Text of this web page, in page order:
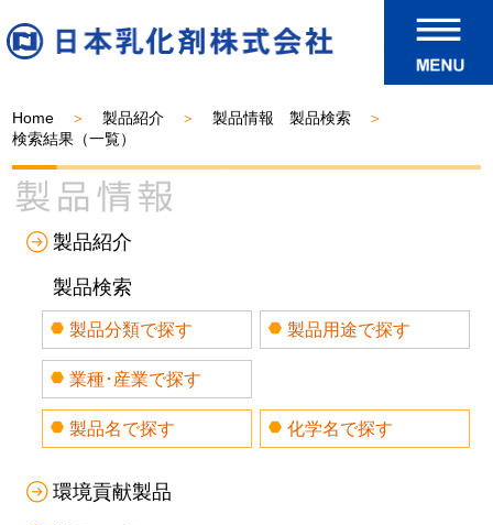
Home 製品紹介
製品情報 製品検索
検索結果（一覧）
製品紹介
製品検索
製品分類で探す 製品用途で探す
業種･産業で探す
製品名で探す 化学名で探す
環境貢献製品